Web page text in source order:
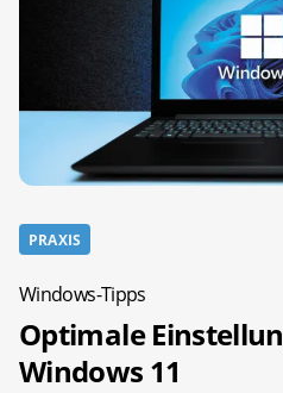
PRAXIS
Windows-Tipps
Optimale
Windows 11